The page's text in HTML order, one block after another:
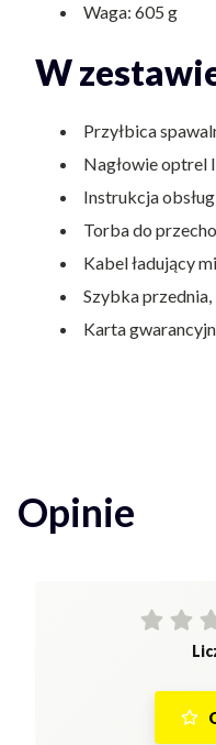
Waga: 605 g
W
Przyłbica
Nagłowie optrel
Instrukcja
Torba do
Kabel ładujący
Szybka przednia,
Karta
Opinie